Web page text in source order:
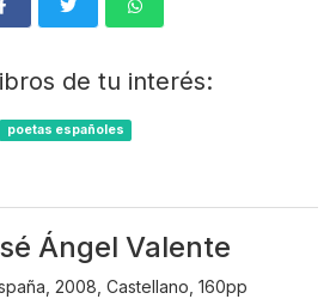
de tu interés:
poetas españoles
Ángel Valente
2008, Castellano, 160pp